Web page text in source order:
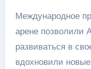
Международное
арене позволили
развиваться в
вдохновили